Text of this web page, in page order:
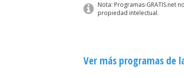
Nota: Programas-GRATIS.net
propiedad intelectual.
Ver más programas de